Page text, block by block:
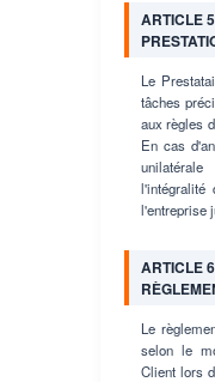
ARTICLE
Le
tâches
aux règles
En cas
l'intégralité
l'entreprise
ARTICLE
Le
selon le
Client lors